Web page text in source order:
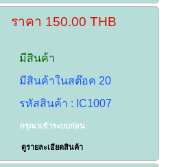
ราคา 150.00 THB
มีสินค้า
มีสินค้าในสต๊อค 20
รหัสสินค้า : IC1007
กรุณาเข้าระบบก่อน
ดูรายละเอียดสินค้า